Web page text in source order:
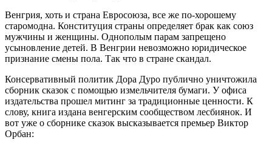
Венгрия, хоть и страна Евросоюза, все же по-хорошему
старомодна. Конституция страны определяет брак как союз
мужчины и женщины. Однополым парам запрещено
усыновление детей. В Венгрии невозможно юридическое
признание смены пола. Так что в стране скандал.
Консервативный политик Дора Дуро публично уничтожила
сборник сказок с помощью измельчителя бумаги. У офиса
издательства прошел митинг за традиционные ценности. К
слову, книга издана венгерским сообществом лесбиянок. И
вот уже о сборнике сказок высказывается премьер Виктор
Орбан: